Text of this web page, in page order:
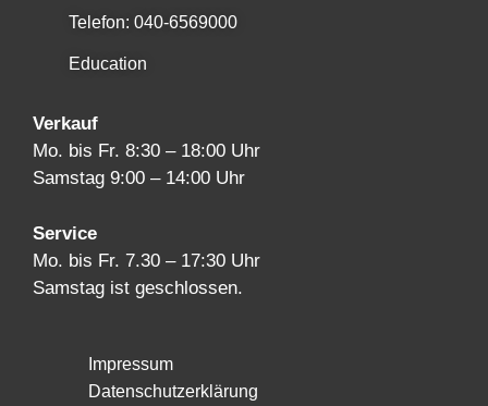
Telefon: 040-6569000
Education
Verkauf
Mo. bis Fr. 8:30 – 18:00 Uhr
Samstag 9:00 – 14:00 Uhr
Service
Mo. bis Fr. 7.30 – 17:30 Uhr
Samstag ist geschlossen.
Impressum
Datenschutzerklärung